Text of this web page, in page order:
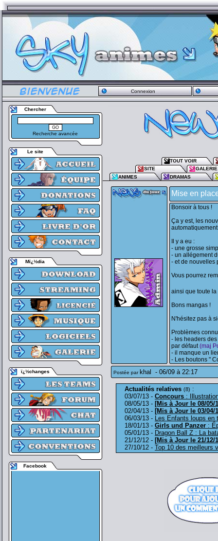
Connexion
Chercher
Recherche avancée
Le site
Mï¿½dia
ï¿½changes
Facebook
TOUT VOIR
SITE
GALERIE
ANIMES
DRAMAS
Mise en
Bonsoir à tous !
Ça y est, les
Il y a eu :
- une grosse
- un allégement
- et de nouvelles
Vous pourrez
ainsi que toute
Bons mangas !
N'hésitez pas à
Problèmes
- les headers
par défaut(maj
- il manque un
- Les boutons "
Postée par khal - 06/09 à 22:17
Actualités relatives (8) :
03/07/13 - Concours :
08/05/13 - [Mis à Jour le 08/05/
02/04/13 - [Mis à Jour le 03/04/
06/03/13 - Les Enfants loups en
18/01/13 - Girls und Panzer :
05/01/13 - Dragon Ball Z : La
21/12/12 - [Mis à Jour le 21/12/
27/10/12 - Top 10 des meilleurs